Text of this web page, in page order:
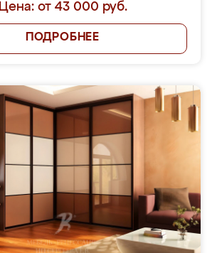
Цена: от 43 000 руб.
ПОДРОБНЕЕ